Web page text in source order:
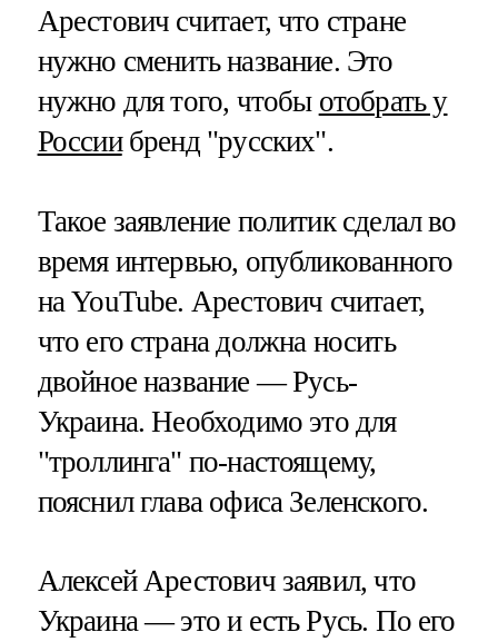
Арестович считает, что стране
нужно сменить название. Это
нужно для того, чтобы отобрать у
Россиибренд "русских".
Такое заявление политик сделал во
время интервью, опубликованного
на YouTube. Арестович считает,
что его страна должна носить
двойное название — Русь-
Украина. Необходимо это для
"троллинга" по-настоящему,
пояснил глава офиса Зеленского.
Алексей Арестович заявил, что
Украина — это и есть Русь. По его